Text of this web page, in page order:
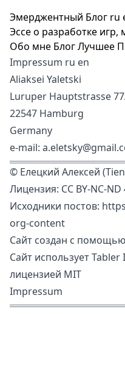
Эмерджентный Блог ru
Эссе о разработке
Обо мне БлогЛучшее
Impressum ru en
Aliaksei Yaletski
Luruper Hauptstrasse
22547 Hamburg
Germany
e-mail:
© Елецкий Алексей
Лицензия: CC BY-NC-ND
Исходники постов:
org-content
Сайт создан с помощью
Сайт используетTabler
лицензией MIT
Impressum